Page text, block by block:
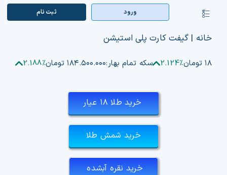
content
کنترلر
صفحه‌بندی
صفحه اصلی
بازار ارزها
ورود ثبت‌ نام
خانه | گیفت کارت پلی استیشن
تومان 2.124% سکه تمام بهار:۱۸۴.۵۰۰.۰۰۰ تومان 2.188%
خرید طلا ۱۸ عیار
خرید شمش طلا
خرید نقره آبشده